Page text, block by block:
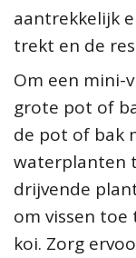
aantrekkelijk
trekt en de
Om een mini-
grote pot of
de pot of bak
waterplanten
drijvende
om vissen toe
koi. Zorg